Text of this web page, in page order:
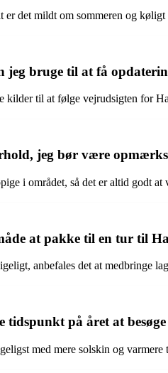
er det mildt om sommeren og
jeg bruge til at få
kilder til at følge vejrudsigten for
jeg bør være
i området, så det er altid godt at
at pakke til en tur til
anbefales det at medbringe
tidspunkt på året at
med mere solskin og